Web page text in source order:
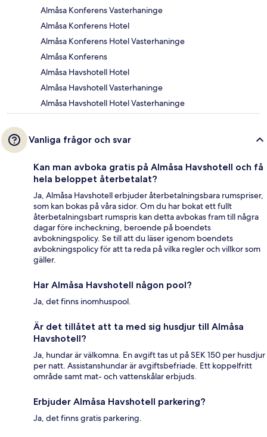
Almåsa Konferens Vasterhaninge
Almåsa Konferens Hotel
Almåsa Konferens Hotel Vasterhaninge
Almåsa Konferens
Almåsa Havshotell Hotel
Almåsa Havshotell Vasterhaninge
Almåsa Havshotell Hotel Vasterhaninge
Vanliga frågor och svar
Kan man avboka gratis på Almåsa Havshotell och få
hela beloppet återbetalat?
Ja, Almåsa Havshotell erbjuder återbetalningsbara rumspriser,
som kan bokas på våra sidor. Om du har bokat ett fullt
återbetalningsbart rumspris kan detta avbokas fram till några
dagar före incheckning, beroende på boendets
avbokningspolicy. Se till att du läser igenom boendets
avbokningspolicy för att ta reda på vilka regler och villkor som
gäller.
Har Almåsa Havshotell någon pool?
Ja, det finns inomhuspool.
Är det tillåtet att ta med sig husdjur till Almåsa
Havshotell?
Ja, hundar är välkomna. En avgift tas ut på SEK 150 per husdjur
per natt. Assistanshundar är avgiftsbefriade. Ett koppelfritt
område samt mat- och vattenskålar erbjuds.
Erbjuder Almåsa Havshotell parkering?
Ja, det finns gratis parkering.